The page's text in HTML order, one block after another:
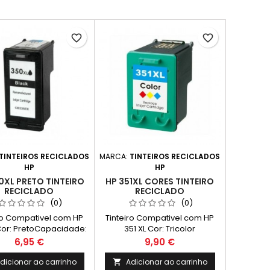
TINTEIROS RECICLADOS
HP
PRETO TINTEIRO
RECICLADO
(0)
Compativel com HP
PretoCapacidade:
Médio: 1.000
com base
ISO/IEC 24711 e
Preço
6,95 €
ao carrinho
favorite_border
MARCA: TINTEIROS RECICLADOS
HP
HP 351XL CORES TINTEIRO
RECICLADO
(0)
Tinteiro Compativel com HP
351 XL Cor: Tricolor
Capacidade: 18 ml
Rendimento Médio: 580
Páginas*
Preço
9,90 €
 Adicionar ao carrinho
favorite_border